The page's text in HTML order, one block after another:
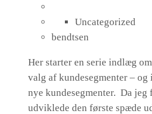
Uncategorized
bendtsen
Her starter en serie indlæg
valg af kundesegmenter –
nye kundesegmenter. Da jeg
udviklede den første spæde